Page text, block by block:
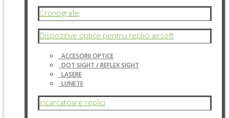
Cronografe
Dispozitive optice pentru replici airsoft
ACCESORII OPTICE
DOT SIGHT / REFLEX SIGHT
LASERE
LUNETE
Incarcatoare replici